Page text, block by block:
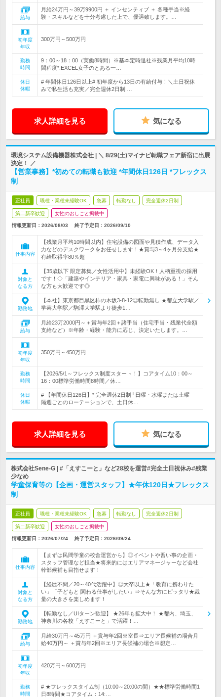
給与
月給24万円～39万9900円 ＋ インセンティブ ＋ 各種手当※経
験・スキルなどを十分考慮した上で、優遇致します。…
初年度
年収
300万円～500万円
勤務
時間
9：00～18：00（実働8時間）※基本定時退社※残業月平均10時
間程度*.EXCEL女子のとある一…
休日
休暇
# 年間休日126日以上# 初年度から13日の有給付与！＼土日祝休
みで私生活も充実／完全週休2日制 …
求人詳細を見る 気になる
環境システム設備機器株式会社 | ＼ 8/29(土)マイナビ転職フェア新宿に出展
決定！ ／
【営業事務】*初めての転職も歓迎 *年間休日126日 *フレックス
制
正社員 職種・業種未経験OK 急募 転勤なし 完全週休2日制
第二新卒歓迎 女性のおしごと掲載中
情報更新日：2026/08/03 終了予定日： 2026/09/10
仕事内容
【残業月平均10時間以内】住宅設備の図面や見積作成、データ入
力などのデスクワークをお任せします！★賞与3～4ヶ月分支給★
有給取得率80％超
対象と
なる方
【35歳以下 限定募集／女性活用中】未経験OK！人柄重視の採用
です！◇「建築やインテリア・家具・家電に興味がある！」そん
な方も大歓迎です◎
勤務地
【本社】東京都目黒区柿の木坂3-8-12◎転勤無し ★都立大学駅／
学芸大学駅／駒澤大学駅より徒歩1…
給与
月給23万2000円～＋賞与年2回＋諸手当（住宅手当・残業代全額
支給など）※年齢・経験・能力に応じ、決定いたします。…
初年度
年収
350万円～450万円
勤務
時間
【2026/5/1～フレックス制度スタート！】コアタイム10：00～
16：00標準労働時間8時間／休…
休日
休暇
# 【年間休日126日】* 完全週休2日制└日曜・水曜または土曜
隔週ごとのローテーションで、土日休…
求人詳細を見る 気になる
株式会社Sene-G | #「えすこーと」など28校を運営#完全土日祝休み#残業
少なめ
学童保育等の【企画・運営スタッフ】★年休120日★フレックス
制
正社員 職種・業種未経験OK 急募 転勤なし 完全週休2日制
第二新卒歓迎 女性のおしごと掲載中
情報更新日：2026/07/24 終了予定日： 2026/09/24
仕事内容
【まずは民間学童の校舎運営から】◎イベントや習い事の企画・
スタッフ管理など担当★将来的にはエリアマネージャーなど会社
幹部候補も目指せます！
対象と
なる方
【経歴不問／20～40代活躍中】◎大卒以上★「教育に携わりた
い」「子どもと 関わる仕事がしたい」⇒そんな方にピッタリ★裁
量の大きさを楽しめます！
勤務地
【転勤なし／UIターン歓迎】 ★26年も拡大中！ ★都内、埼玉、
神奈川の各校「えすこーと」で活躍！…
給与
月給30万円～45万円 ＋賞与年2回※室長⇒エリア長候補の場合月
給40万円～ ＋賞与年2回※エリア長候補の場合※想定…
初年度
年収
420万円～600万円
勤務
時間
# ★フレックスタイム制（10:00～20:00の間）★★標準労働時間1
日8時間★コアタイム：14:…